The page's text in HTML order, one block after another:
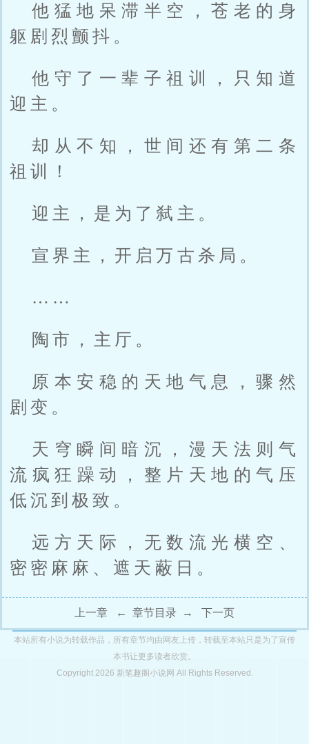
他猛地呆滞半空，苍老的身
躯剧烈颤抖。
他守了一辈子祖训，只知道
迎主。
却从不知，世间还有第二条
祖训！
迎主，是为了弑主。
宣界主，开启万古杀局。
……
陶市，主厅。
原本安稳的天地气息，骤然
剧变。
天穹瞬间暗沉，漫天法则气
流疯狂躁动，整片天地的气压
低沉到极致。
远方天际，无数流光横空、
密密麻麻、遮天蔽日。
上一章 ← 章节目录 → 下一页
本站所有小说为转载作品，所有章节均由网友上传，转载至本站只是为了宣传
本书让更多读者欣赏。
Copyright 2026 新笔趣阁小说网 All Rights Reserved.